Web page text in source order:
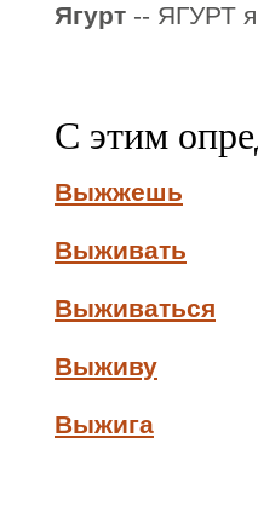
Ягурт -- ЯГУРТ
С этим
Выжжешь
Выживать
Выживаться
Выживу
Выжига